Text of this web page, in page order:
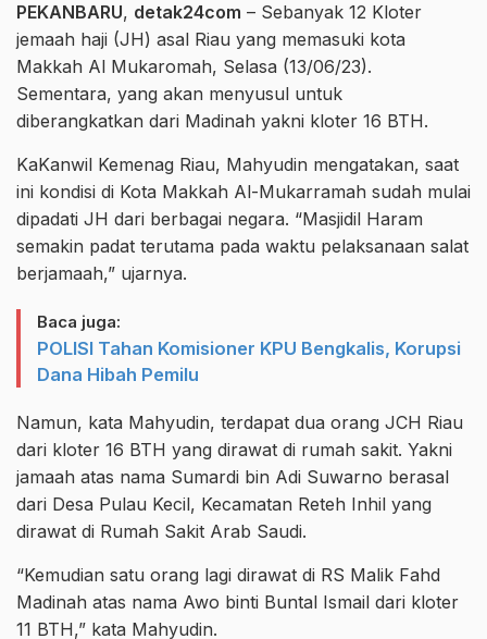
PEKANBARU, detak24com – Sebanyak 12 Kloter
jemaah haji (JH) asal Riau yang memasuki kota
Makkah Al Mukaromah, Selasa (13/06/23).
Sementara, yang akan menyusul untuk
diberangkatkan dari Madinah yakni kloter 16 BTH.
KaKanwil Kemenag Riau, Mahyudin mengatakan, saat
ini kondisi di Kota Makkah Al-Mukarramah sudah mulai
dipadati JH dari berbagai negara. “Masjidil Haram
semakin padat terutama pada waktu pelaksanaan salat
berjamaah,” ujarnya.
Baca juga:
POLISI Tahan Komisioner KPU Bengkalis, Korupsi
Dana Hibah Pemilu
Namun, kata Mahyudin, terdapat dua orang JCH Riau
dari kloter 16 BTH yang dirawat di rumah sakit. Yakni
jamaah atas nama Sumardi bin Adi Suwarno berasal
dari Desa Pulau Kecil, Kecamatan Reteh Inhil yang
dirawat di Rumah Sakit Arab Saudi.
“Kemudian satu orang lagi dirawat di RS Malik Fahd
Madinah atas nama Awo binti Buntal Ismail dari kloter
11 BTH,” kata Mahyudin.